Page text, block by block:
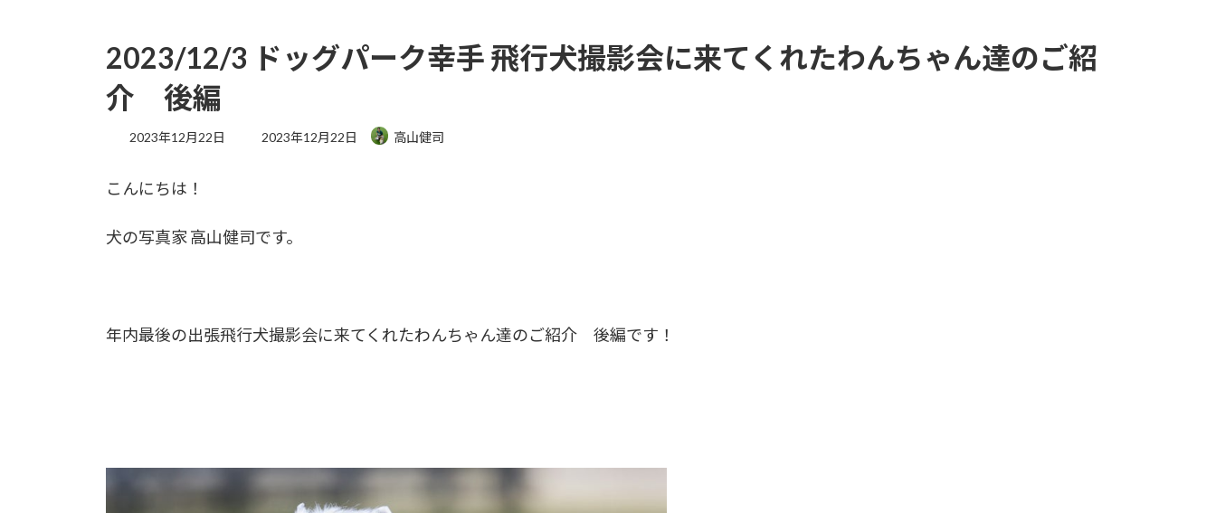
2023/12/3 ドッグパーク幸手 飛行犬撮影会に来てくれたわんちゃん達のご紹
介 後編
2023年12月22日 2023年12月22日 高山健司
こんにちは！
犬の写真家 高山健司です。
年内最後の出張飛行犬撮影会に来てくれたわんちゃん達のご紹介 後編です！